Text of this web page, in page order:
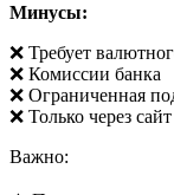
Минусы:
❌ Требует
❌ Комиссии банка
❌ Ограниченная
❌ Только через сайт
Важно: